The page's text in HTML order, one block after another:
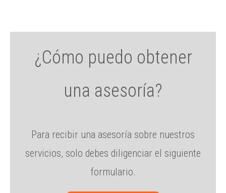
¿Cómo puedo obtener
una asesoría?
Para recibir una asesoría sobre nuestros
servicios, solo debes diligenciar el siguiente
formulario.